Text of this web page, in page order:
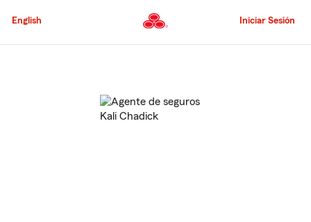
al
principal
English Iniciar Sesión